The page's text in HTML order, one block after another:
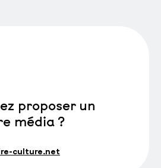
proposer un
média ?
culture.net